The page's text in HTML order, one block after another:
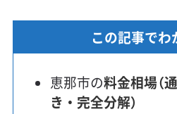
この記事でわ
恵那市の料金相場（
き・完全分解）